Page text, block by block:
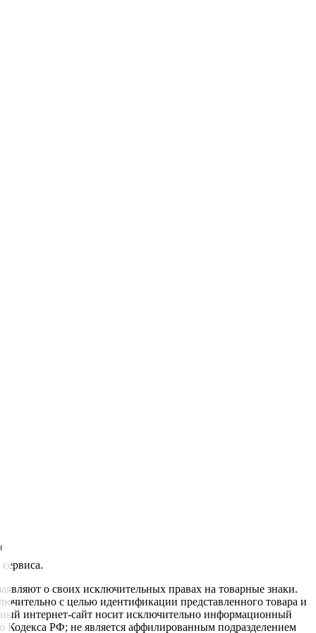
о своих исключительных правах на товарные знаки.
с целью идентификации представленного товара и
интернет-сайт носит исключительно информационный
Кодекса РФ; не является аффилированным подразделением